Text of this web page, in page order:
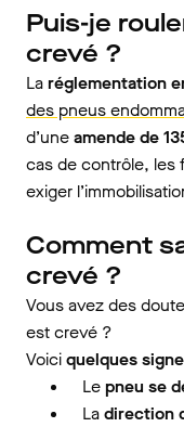
Puis-je
crevé ?
Laréglementation
des pneus
d’uneamende de
cas de contrôle, les
exiger
Comment
crevé ?
Vous avez des
est crevé ?
Voiciquelques
Lepneu se
Ladirection